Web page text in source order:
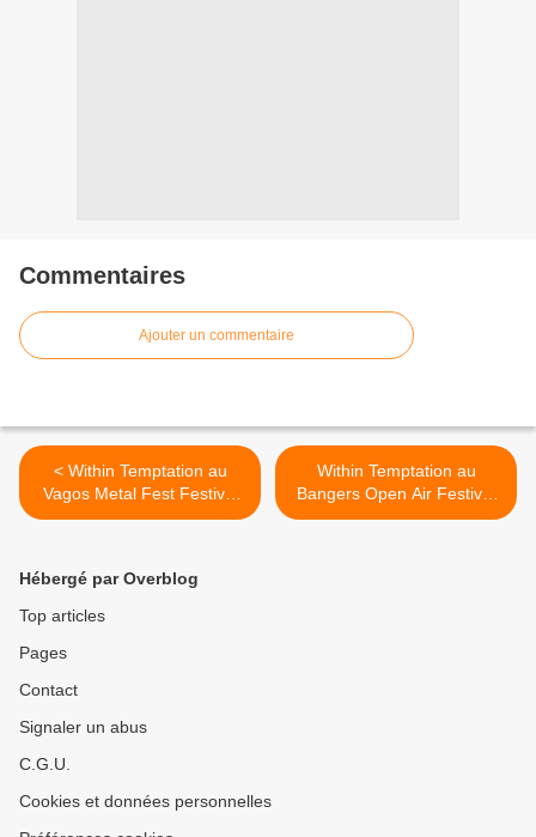
Commentaires
Ajouter un commentaire
< Within Temptation au
Vagos Metal Fest Festival
2026 (Portugal)
Within Temptation au
Bangers Open Air Festival
2026 (Brésil) >
Hébergé par Overblog
Top articles
Pages
Contact
Signaler un abus
C.G.U.
Cookies et données personnelles